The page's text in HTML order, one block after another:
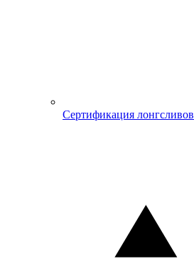
Сертификация лонгсливов